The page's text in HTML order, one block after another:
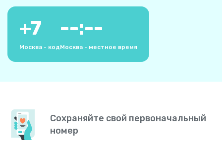
+7
Москва - код
--:--
Москва - местное время
Сохраняйте свой первоначальный
номер